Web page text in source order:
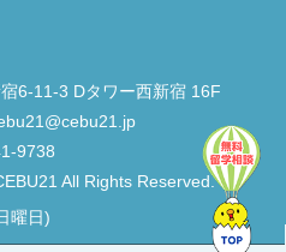
6-11-3 Dタワー西新宿 16F
9738
All Rights Reserved.
曜日)